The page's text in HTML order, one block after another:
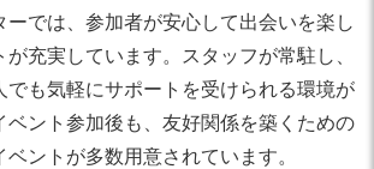
ーでは、参加者が安心して出会いを楽し
充実しています。スタッフが常駐し、
でも気軽にサポートを受けられる環境が
ベント参加後も、友好関係を築くための
ントが多数用意されています。